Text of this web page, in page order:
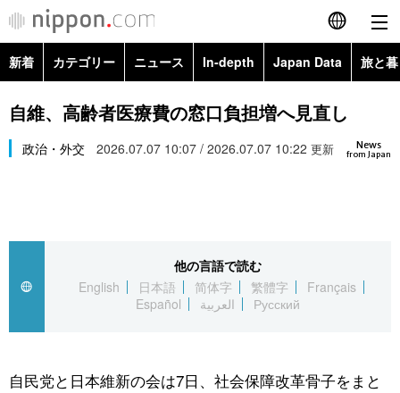
English
简体字
繁體字
العربية
社会
旅と暮らし
新着 カテゴリー ニュース In-depth Japan Data 旅と
政治・外交
経済・ビジネス
社会
文化
科学・技術
暮らし
Topics
Images
お知らせ
自維、高齢者医療費の窓口負担増へ見直し
News
from Japan
政治・外交 2026.07.07 10:07 / 2026.07.07 10:22 更新
他の言語で読む
English
日本語 简体字 繁體字
Français
Español
العربية Русский
自民党と日本維新の会は7日、社会保障改革骨子をまと